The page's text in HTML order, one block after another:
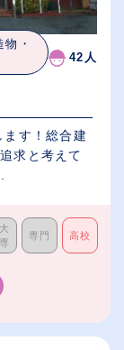
・
42人
す！総合建
求と考えて
専門 高校